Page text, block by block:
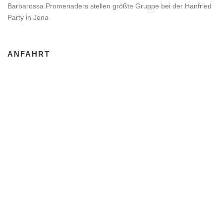
Barbarossa Promenaders stellen größte Gruppe bei der Hanfried
Party in Jena
ANFAHRT